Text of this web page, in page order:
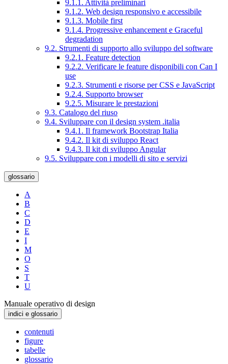
9.1.1. Attività preliminari
9.1.2. Web design responsivo e accessibile
9.1.3. Mobile first
9.1.4. Progressive enhancement e Graceful
degradation
9.2. Strumenti di supporto allo sviluppo del software
9.2.1. Feature detection
9.2.2. Verificare le feature disponibili con Can I
use
9.2.3. Strumenti e risorse per CSS e JavaScript
9.2.4. Supporto browser
9.2.5. Misurare le prestazioni
9.3. Catalogo del riuso
9.4. Sviluppare con il design system .italia
9.4.1. Il framework Bootstrap Italia
9.4.2. Il kit di sviluppo React
9.4.3. Il kit di sviluppo Angular
9.5. Sviluppare con i modelli di sito e servizi
glossario
A
B
C
D
E
I
M
O
S
T
U
Manuale operativo di design
indici e glossario
contenuti
figure
tabelle
glossario